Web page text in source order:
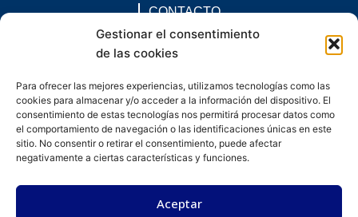
Gestionar el consentimiento
de las cookies
Para ofrecer las mejores experiencias, utilizamos tecnologías como las
cookies para almacenar y/o acceder a la información del dispositivo. El
consentimiento de estas tecnologías nos permitirá procesar datos como
el comportamiento de navegación o las identificaciones únicas en este
sitio. No consentir o retirar el consentimiento, puede afectar
negativamente a ciertas características y funciones.
Aceptar
CONTACTO
comunicacion@chaccoinfo.com
Presentes en todo el ámbito nacional
F
a
c
e
b
o
I
n
s
t
a
g
L
i
n
k
e
d
i
E
n
v
e
l
o
W
h
a
t
s